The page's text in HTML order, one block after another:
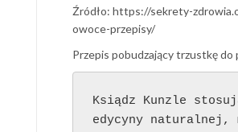
Źródło: https://sekrety-
owoce-przepisy/
Przepis pobudzający trzustkę do
Ksiądz Kunzle
edycyny naturalnej,